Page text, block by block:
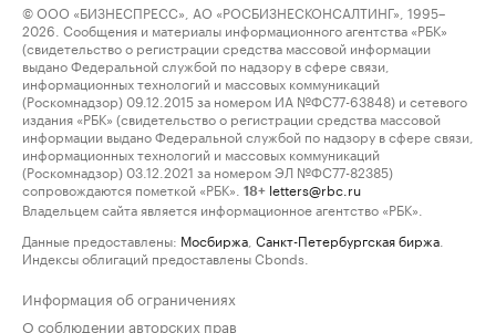
© ООО «БИЗНЕСПРЕСС», АО «РОСБИЗНЕСКОНСАЛТИНГ», 1995–
2026. Сообщения и материалы информационного агентства «РБК»
(свидетельство о регистрации средства массовой информации
выдано Федеральной службой по надзору в сфере связи,
информационных технологий и массовых коммуникаций
(Роскомнадзор) 09.12.2015 за номером ИА №ФС77-63848) и сетевого
издания «РБК» (свидетельство о регистрации средства массовой
информации выдано Федеральной службой по надзору в сфере связи,
информационных технологий и массовых коммуникаций
(Роскомнадзор) 03.12.2021 за номером ЭЛ №ФС77-82385)
сопровождаются пометкой «РБК».
18+ letters@rbc.ru
Владельцем сайта является информационное агентство «РБК».
Данные предоставлены: Мосбиржа Санкт-Петербургская биржа
Индексы облигаций предоставлены Cbonds.
Информация об ограничениях
О соблюдении авторских прав